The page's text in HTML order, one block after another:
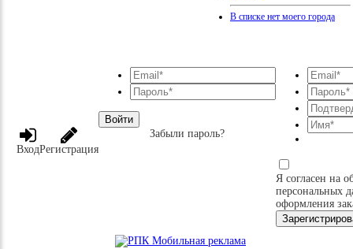
В списке нет моего города
ВходРегистрация
Войти
Забыли пароль?
Я согласен на
персональных
оформления